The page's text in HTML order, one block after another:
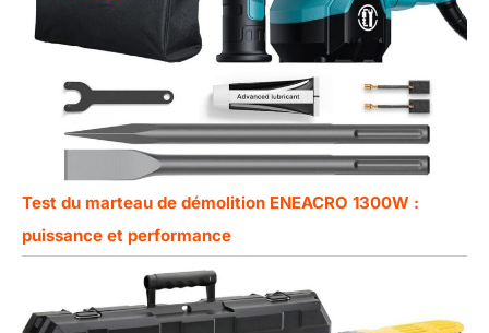
Test du marteau de démolition ENEACRO 1300W :
puissance et performance